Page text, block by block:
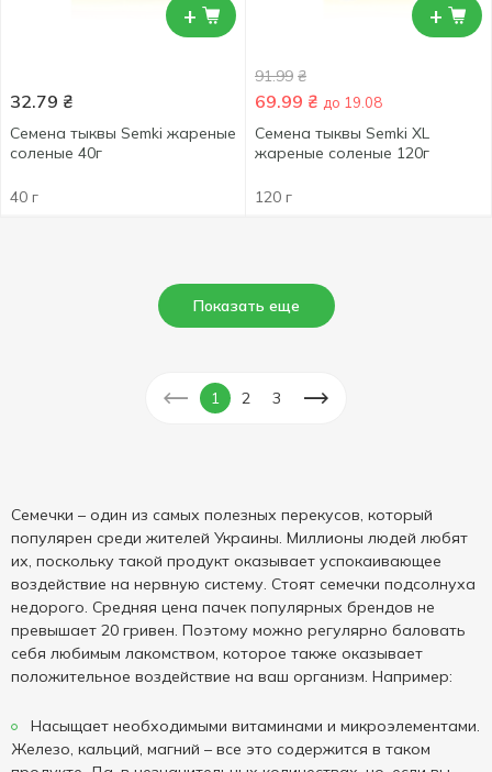
+
32.79 ₴
Семена тыквы Semki жареные
соленые 40г
40 г
+
91.99 ₴
69.99 ₴ до 19.08
Семена тыквы Semki XL
жареные соленые 120г
120 г
Показать еще
1 2 3
Семечки – один из самых полезных перекусов, который
популярен среди жителей Украины. Миллионы людей любят
их, поскольку такой продукт оказывает успокаивающее
воздействие на нервную систему. Стоят семечки подсолнуха
недорого. Средняя цена пачек популярных брендов не
превышает 20 гривен. Поэтому можно регулярно баловать
себя любимым лакомством, которое также оказывает
положительное воздействие на ваш организм. Например:
Насыщает необходимыми витаминами и микроэлементами.
Железо, кальций, магний – все это содержится в таком